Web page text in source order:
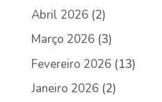
Abril 2026(2)
Março 2026(3)
Fevereiro 2026(13)
Janeiro 2026(2)